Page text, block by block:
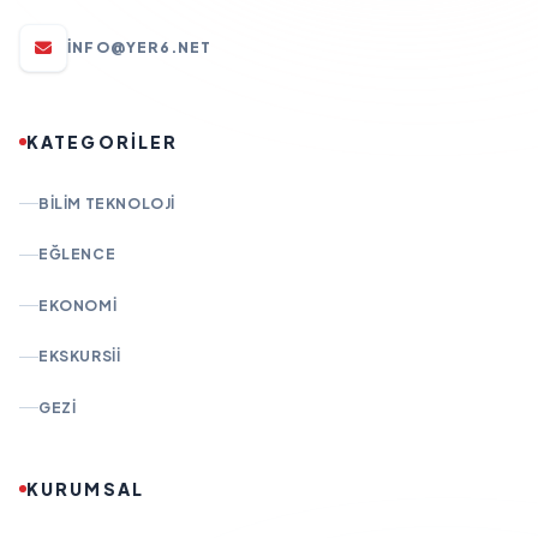
INFO@YER6.NET
KATEGORİLER
BILIM TEKNOLOJI
EĞLENCE
EKONOMI
EKSKURSII
GEZI
KURUMSAL